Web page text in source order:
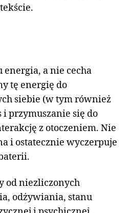
energia, a nie cecha
tę energię do
siebie (w tym również
przymuszanie się do
z otoczeniem. Nie
i ostatecznie wyczerpuje
od niezliczonych
odżywiania, stanu